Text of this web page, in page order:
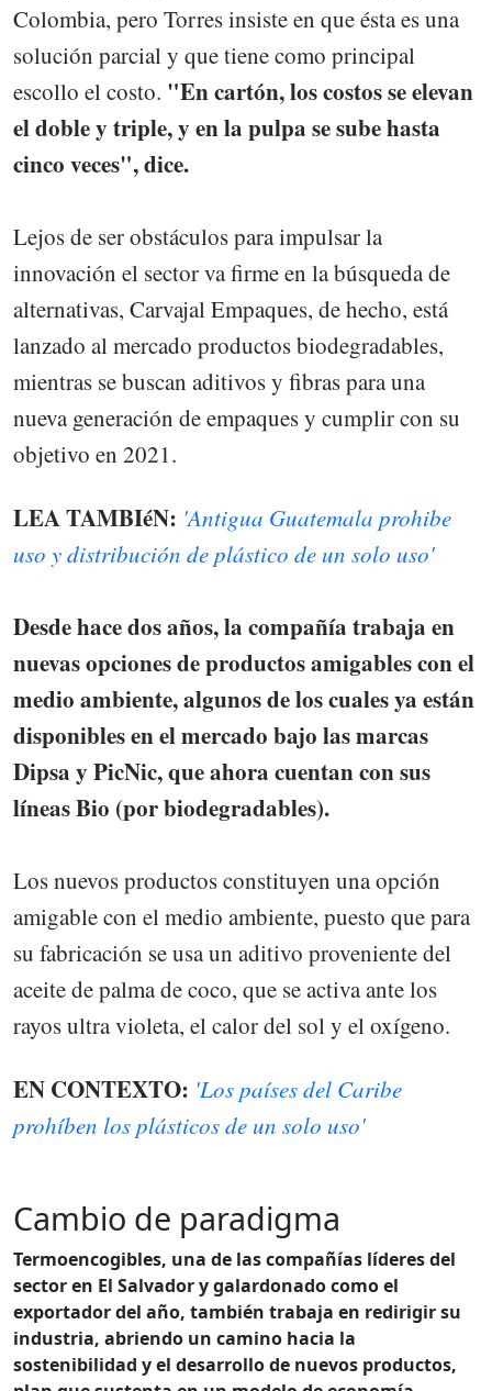
Colombia, pero Torres insiste en que ésta es una
solución parcial y que tiene como principal
escollo el costo. "En cartón, los costos se elevan
el doble y triple, y en la pulpa se sube hasta
cinco veces", dice.
Lejos de ser obstáculos para impulsar la
innovación el sector va firme en la búsqueda de
alternativas, Carvajal Empaques, de hecho, está
lanzado al mercado productos biodegradables,
mientras se buscan aditivos y fibras para una
nueva generación de empaques y cumplir con su
objetivo en 2021.
LEA TAMBIéN: 'Antigua Guatemala prohibe
uso y distribución de plástico de un solo uso'
Desde hace dos años, la compañía trabaja en
nuevas opciones de productos amigables con el
medio ambiente, algunos de los cuales ya están
disponibles en el mercado bajo las marcas
Dipsa y PicNic, que ahora cuentan con sus
líneas Bio (por biodegradables).
Los nuevos productos constituyen una opción
amigable con el medio ambiente, puesto que para
su fabricación se usa un aditivo proveniente del
aceite de palma de coco, que se activa ante los
rayos ultra violeta, el calor del sol y el oxígeno.
EN CONTEXTO: 'Los países del Caribe
prohíben los plásticos de un solo uso'
Cambio de paradigma
Termoencogibles, una de las compañías líderes del
sector en El Salvador y galardonado como el
exportador del año, también trabaja en redirigir su
industria, abriendo un camino hacia la
sostenibilidad y el desarrollo de nuevos productos,